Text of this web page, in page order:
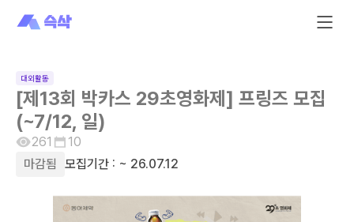
대외활동
[제13회 박카스 29초영화제] 프링즈 모집
(~7/12, 일)
261
10
마감됨
모집기간 : ~ 26.07.12